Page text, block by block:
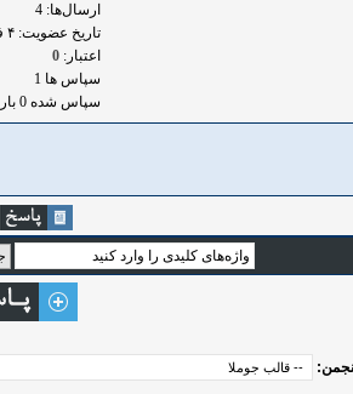
ارسال‌ها: 4
تاریخ عضویت: ۴ فروردين ۱۳۹۰
اعتبار: 0
سپاس ها 1
سپاس شده 0 بار در 0 ارسال